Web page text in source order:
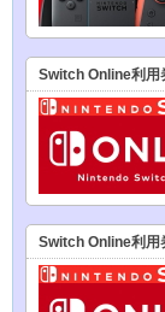
Switch Online利用
Switch Online利用